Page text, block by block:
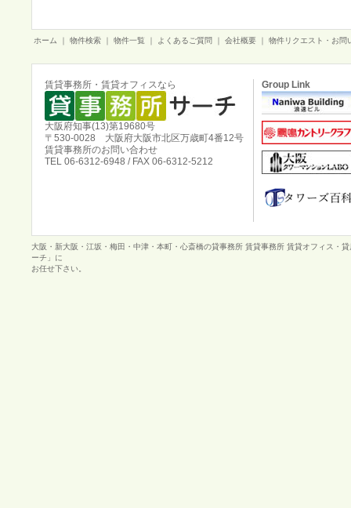
ホーム 物件検索 物件一覧 よくあるご質問 会社概要 物件リクエスト・お問
賃貸事務所・賃貸オフィスなら
大阪府知事(13)第19680号
〒530-0028 大阪府大阪市北区万歳町4番12号
賃貸事務所のお問い合わせ
TEL 06-6312-6948 / FAX 06-6312-5212
Group Link
大阪・新大阪・江坂・梅田・中津・本町・心斎橋の貸事務所 賃貸事務所 賃貸オフィス・
ーチ」に
お任せ下さい。